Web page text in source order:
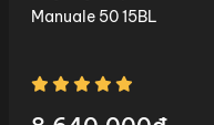
Manuale 50 15BL